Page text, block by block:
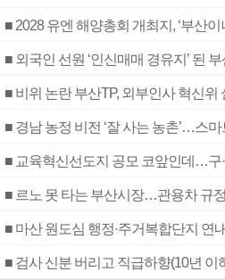
■ 2028 유엔 해양총회 개최지, ‘부산이
■ 외국인 선원 ‘인신매매 경유지’ 된
■ 비위 논란 부산TP, 외부인사 혁신위
■ 경남 농정 비전 ‘잘 사는 농촌’…스
■ 교육혁신선도지 공모 코앞인데…구·
■ 르노 못 타는 부산시장…관용차 규
■ 마산 원도심 행정·주거복합단지 연